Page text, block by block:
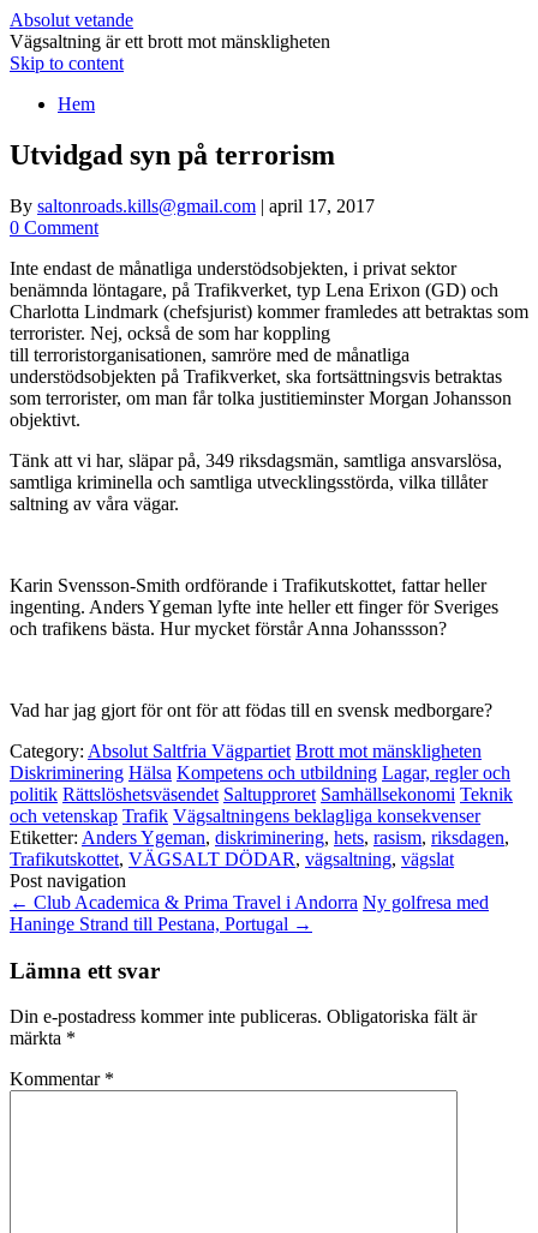
Absolut vetande
Vägsaltning är ett brott mot mänskligheten
Skip to content
Hem
Utvidgad syn på terrorism
By saltonroads.kills@gmail.com | april 17, 2017
0 Comment
Inte endast de månatliga understödsobjekten, i privat sektor
benämnda löntagare, på Trafikverket, typ Lena Erixon (GD) och
Charlotta Lindmark (chefsjurist) kommer framledes att betraktas som
terrorister. Nej, också de som har koppling
till terroristorganisationen, samröre med de månatliga
understödsobjekten på Trafikverket, ska fortsättningsvis betraktas
som terrorister, om man får tolka justitieminster Morgan Johansson
objektivt.
Tänk att vi har, släpar på, 349 riksdagsmän, samtliga ansvarslösa,
samtliga kriminella och samtliga utvecklingsstörda, vilka tillåter
saltning av våra vägar.
Karin Svensson-Smith ordförande i Trafikutskottet, fattar heller
ingenting. Anders Ygeman lyfte inte heller ett finger för Sveriges
och trafikens bästa. Hur mycket förstår Anna Johanssson?
Vad har jag gjort för ont för att födas till en svensk medborgare?
Category: Absolut Saltfria Vägpartiet Brott mot mänskligheten
Diskriminering Hälsa Kompetens och utbildning Lagar, regler och
politik Rättslöshetsväsendet Saltupproret Samhällsekonomi Teknik
och vetenskap Trafik Vägsaltningens beklagliga konsekvenser
Etiketter: Anders Ygeman, diskriminering, hets, rasism, riksdagen,
Trafikutskottet, VÄGSALT DÖDAR, vägsaltning, vägslat
Post navigation
← Club Academica & Prima Travel i Andorra Ny golfresa med
Haninge Strand till Pestana, Portugal →
Lämna ett svar
Din e-postadress kommer inte publiceras. Obligatoriska fält är
märkta *
Kommentar *